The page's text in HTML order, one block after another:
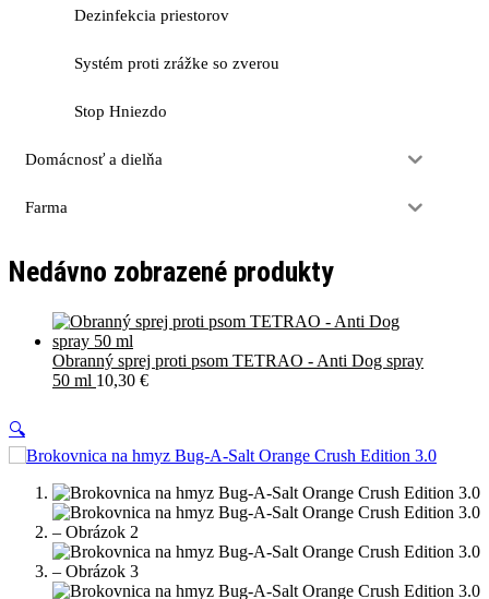
Dezinfekcia priestorov
Systém proti zrážke so zverou
Stop Hniezdo
Domácnosť a dielňa
Farma
Nedávno zobrazené produkty
Obranný sprej proti psom TETRAO - Anti Dog spray
50 ml 10,30 €
🔍